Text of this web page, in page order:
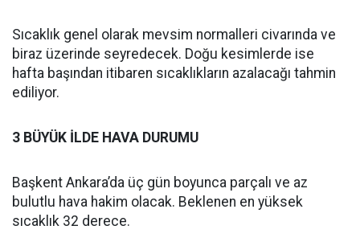
Sıcaklık genel olarak mevsim normalleri civarında ve
biraz üzerinde seyredecek. Doğu kesimlerde ise
hafta başından itibaren sıcaklıkların azalacağı tahmin
ediliyor.
3 BÜYÜK İLDE HAVA DURUMU
Başkent Ankara’da üç gün boyunca parçalı ve az
bulutlu hava hakim olacak. Beklenen en yüksek
sıcaklık 32 derece.